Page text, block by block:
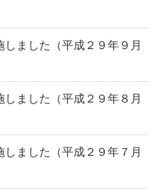
ました（平成２９年９月
ました（平成２９年８月
ました（平成２９年７月